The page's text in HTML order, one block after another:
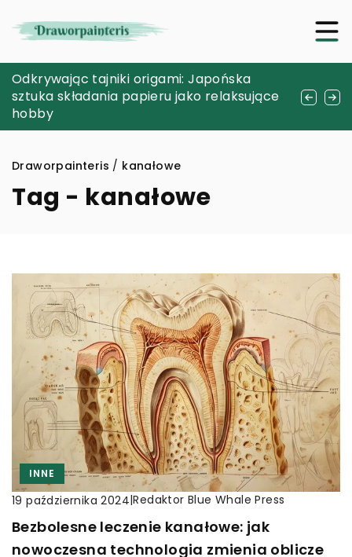
Zasady działania i zastosowania czujników
indukcyjnych PNP w automatyce
przemysłowej
Odkrywając tajniki origami: Japońska
sztuka składania papieru jako relaksujące
hobby
Jak minikomputery mogą
zrewolucjonizować twoje projekty DIY?
Draworpainteris / kanałowe
Tag - kanałowe
INNE
19 października 2024|Redaktor Blue Whale Press
Bezbolesne leczenie kanałowe: jak
nowoczesna technologia zmienia oblicze